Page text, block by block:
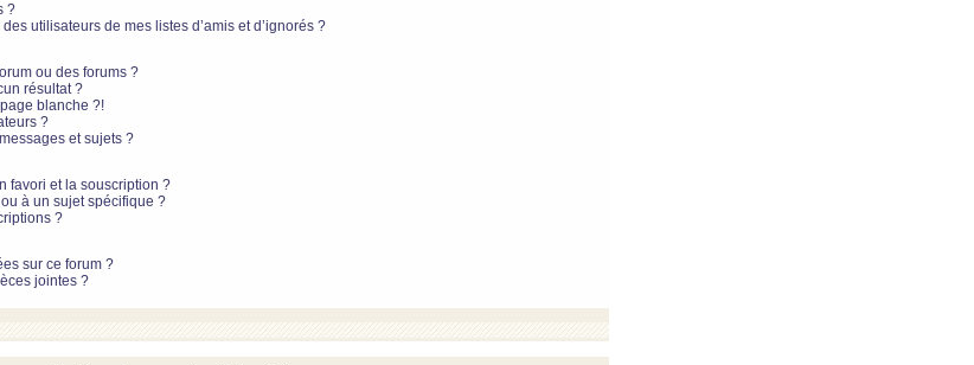
?
utilisateurs de mes listes d’amis et d’ignorés ?
ou des forums ?
résultat ?
blanche ?!
?
et sujets ?
favori et la souscription ?
à un sujet spécifique ?
?
sur ce forum ?
jointes ?